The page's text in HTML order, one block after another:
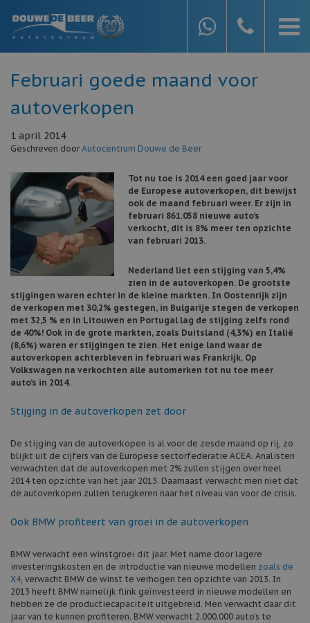
Februari goede maand voor
autoverkopen
1 april 2014
Geschreven doorAutocentrum Douwe de Beer
Tot nu toe is 2014 een goed jaar voor
de Europese autoverkopen, dit bewijst
ook de maand februari weer. Er zijn in
februari 861.058 nieuwe auto’s
verkocht, dit is 8% meer ten opzichte
van februari 2013.
Nederland liet een stijging van 5,4%
zien in de autoverkopen. De grootste
stijgingen waren echter in de kleine markten. In Oostenrijk zijn
de verkopen met 30,2% gestegen, in Bulgarije stegen de verkopen
met 32,5 % en in Litouwen en Portugal lag de stijging zelfs rond
de 40%! Ook in de grote markten, zoals Duitsland (4,3%) en Italië
(8,6%) waren er stijgingen te zien. Het enige land waar de
autoverkopen achterbleven in februari was Frankrijk. Op
Volkswagen na verkochten alle automerken tot nu toe meer
auto’s in 2014.
Stijging in de autoverkopen zet door
De stijging van de autoverkopen is al voor de zesde maand op rij, zo
blijkt uit de cijfers van de Europese sectorfederatie ACEA. Analisten
verwachten dat de autoverkopen met 2% zullen stijgen over heel
2014 ten opzichte van het jaar 2013. Daarnaast verwacht men niet dat
de autoverkopen zullen terugkeren naar het niveau van voor de crisis.
Ook BMW profiteert van groei in de autoverkopen
BMW verwacht een winstgroei dit jaar. Met name door lagere
investeringskosten en de introductie van nieuwe modellen zoals de
X4, verwacht BMW de winst te verhogen ten opzichte van 2013. In
2013 heeft BMW namelijk flink geïnvesteerd in nieuwe modellen en
hebben ze de productiecapaciteit uitgebreid. Men verwacht daar dit
jaar van te kunnen profiteren. BMW verwacht 2.000.000 auto’s te